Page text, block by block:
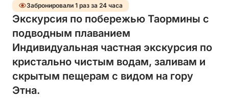
Забронировали 1 раз за 24 часа
Экскурсия по побережью Таормины с
подводным плаванием
Индивидуальная частная экскурсия по
кристально чистым водам, заливам и
скрытым пещерам с видом на гору
Этна.